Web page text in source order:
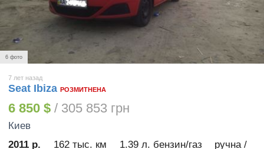
6 фото
7 лет назад
Seat Ibiza РОЗМИТНЕНА
6 850 $ / 305 853 грн
Киев
2011 р.
162 тыс. км 1.39 л. бензин/газ ручна /